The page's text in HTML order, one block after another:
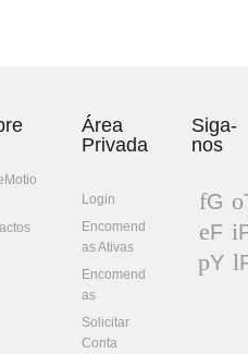
Área
Privada
Login
Encomend
as Ativas
Encomend
as
Solicitar
Conta
Siga-
nos
G
oo
gl
e+
F
ac
eb
Y